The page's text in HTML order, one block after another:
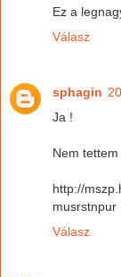
Ez a
Válasz
sphagin
Ja !
Nem
http://
musrstnpur
Válasz